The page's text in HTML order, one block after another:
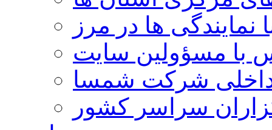
نمایندگی ها در مرز
با مسؤولین سایت
شرکت شمسا
سراسر کشور